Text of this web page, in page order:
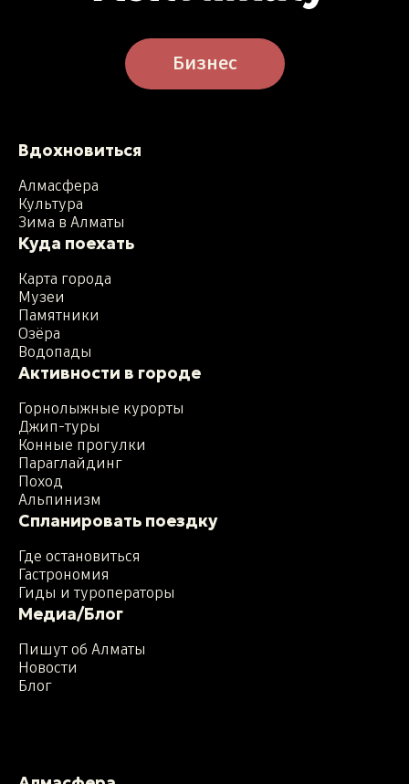
Бизнес
Вдохновиться
Алмасфера
Культура
Зима в Алматы
Куда поехать
Карта города
Музеи
Памятники
Озёра
Водопады
Активности в городе
Горнолыжные курорты
Джип-туры
Конные прогулки
Параглайдинг
Поход
Альпинизм
Спланировать поездку
Где остановиться
Гастрономия
Гиды и туроператоры
Медиа/Блог
Пишут об Алматы
Новости
Блог